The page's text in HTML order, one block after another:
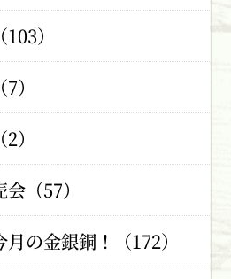
）
）
）
（57）
の金銀銅！（172）